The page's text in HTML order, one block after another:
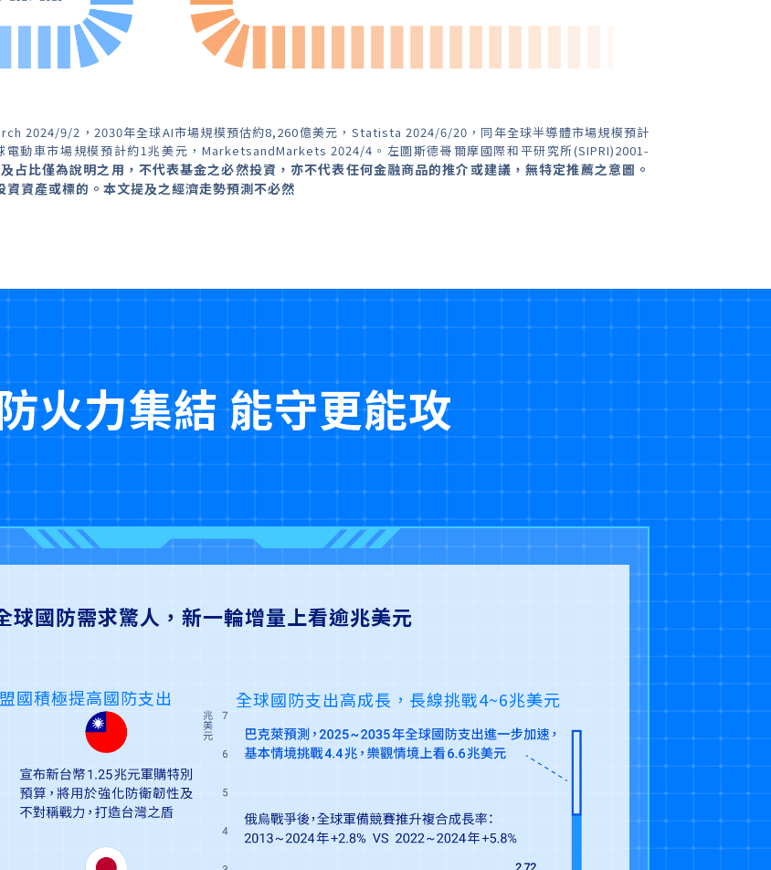
2024/9/2，2030年全球AI市場規模預估約8,260億美元，Statista 2024/6/20，同年全球半導體市場規模預計
動車市場規模預計約1兆美元，MarketsandMarkets 2024/4。左圖斯德哥爾摩國際和平研究所(SIPRI)2001-
占比僅為說明之用，不代表基金之必然投資，亦不代表任何金融商品的推介或建議，無特定推薦之意圖。
資產或標的。本文提及之經濟走勢預測不必然
火力集結 能守更能攻
球國防需求驚人，新一輪增量上看逾兆美元
國積極提高國防支出 全球國防支出高成長，長線挑戰4~6兆美元